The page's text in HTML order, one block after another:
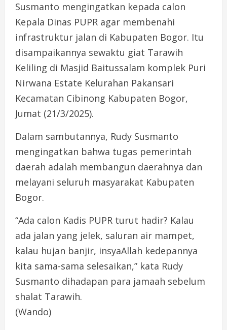
Susmanto mengingatkan kepada calon
Kepala Dinas PUPR agar membenahi
infrastruktur jalan di Kabupaten Bogor. Itu
disampaikannya sewaktu giat Tarawih
Keliling di Masjid Baitussalam komplek Puri
Nirwana Estate Kelurahan Pakansari
Kecamatan Cibinong Kabupaten Bogor,
Jumat (21/3/2025).
Dalam sambutannya, Rudy Susmanto
mengingatkan bahwa tugas pemerintah
daerah adalah membangun daerahnya dan
melayani seluruh masyarakat Kabupaten
Bogor.
“Ada calon Kadis PUPR turut hadir? Kalau
ada jalan yang jelek, saluran air mampet,
kalau hujan banjir, insyaAllah kedepannya
kita sama-sama selesaikan,” kata Rudy
Susmanto dihadapan para jamaah sebelum
shalat Tarawih.
(Wando)